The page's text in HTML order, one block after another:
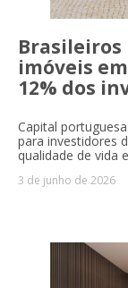
imóveis
12% dos
Capital
para investidores
qualidade de vida
3 de junho de 2026